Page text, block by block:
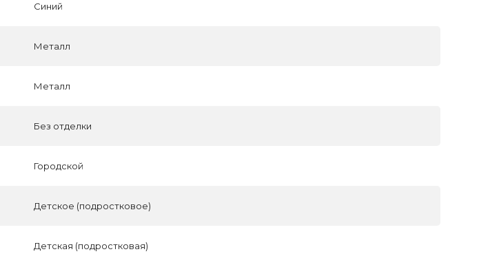
Синий
Металл
Металл
Без отделки
Городской
Детское (подростковое)
Детская (подростковая)